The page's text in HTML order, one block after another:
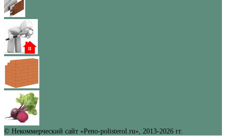
© Некоммерческий сайт «Peno-polisterol.ru», 2013-2026 гг.